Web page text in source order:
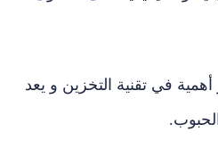
في تقنية التخزين و يعد